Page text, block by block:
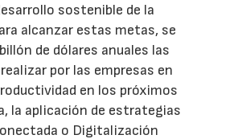
sostenible de la
alcanzar estas metas, se
de dólares anuales las
por las empresas en
en los próximos
la aplicación de estrategias
o Digitalización